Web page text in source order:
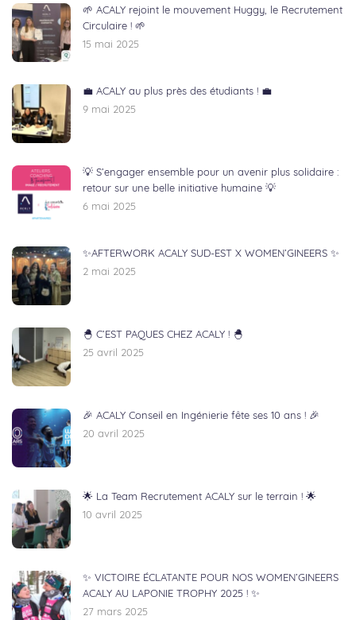
🌱 ACALY rejoint le mouvement Huggy, le Recrutement
Circulaire ! 🌱
15 mai 2025
💼 ACALY au plus près des étudiants ! 💼
9 mai 2025
💡 S’engager ensemble pour un avenir plus solidaire :
retour sur une belle initiative humaine 💡
6 mai 2025
✨AFTERWORK ACALY SUD-EST X WOMEN’GINEERS ✨
2 mai 2025
🐣 C’EST PAQUES CHEZ ACALY ! 🐣
25 avril 2025
🎉 ACALY Conseil en Ingénierie fête ses 10 ans ! 🎉
20 avril 2025
🌟 La Team Recrutement ACALY sur le terrain ! 🌟
10 avril 2025
✨ VICTOIRE ÉCLATANTE POUR NOS WOMEN’GINEERS
ACALY AU LAPONIE TROPHY 2025 ! ✨
27 mars 2025